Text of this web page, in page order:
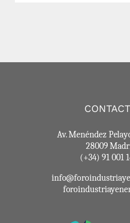
Av. Menéndez
28009
(+34) 91 001